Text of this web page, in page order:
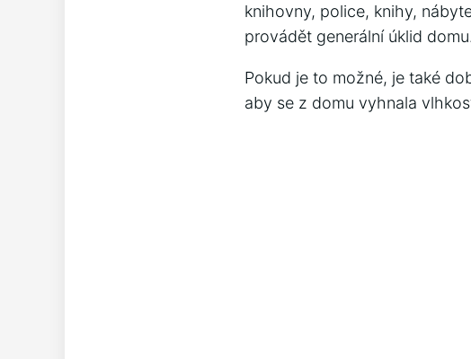
knihovny, police, knihy,
provádět generální úklid domu.
Pokud je to možné, je také
aby se z domu vyhnala